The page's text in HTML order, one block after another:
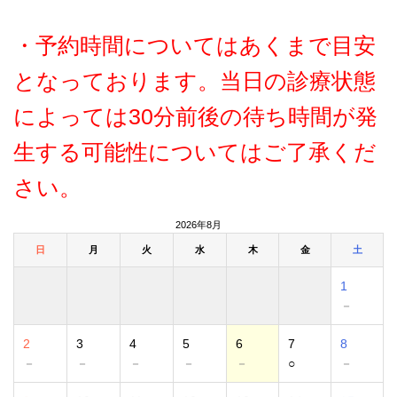
・予約時間についてはあくまで目安
となっております。当日の診療状態
によっては30分前後の待ち時間が発
生する可能性についてはご了承くだ
さい。
2026年8月
日 月 火 水 木 金 土
1
－
2
－
3
－
4
－
5
－
6
－
7
○
8
－